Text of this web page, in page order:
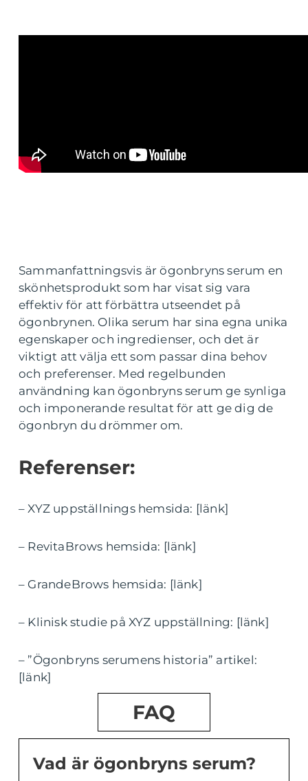
Sammanfattningsvis är ögonbryns serum en
skönhetsprodukt som har visat sig vara
effektiv för att förbättra utseendet på
ögonbrynen. Olika serum har sina egna unika
egenskaper och ingredienser, och det är
viktigt att välja ett som passar dina behov
och preferenser. Med regelbunden
användning kan ögonbryns serum ge synliga
och imponerande resultat för att ge dig de
ögonbryn du drömmer om.
Referenser:
– XYZ uppställnings hemsida: [länk]
– RevitaBrows hemsida: [länk]
– GrandeBrows hemsida: [länk]
– Klinisk studie på XYZ uppställning: [länk]
– ”Ögonbryns serumens historia” artikel:
[länk]
FAQ
Vad är ögonbryns serum?